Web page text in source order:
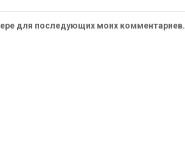
для последующих моих комментариев.